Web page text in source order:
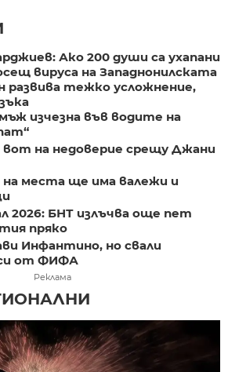
Ако 200 души са ухапани
вируса на Западнонилската
развива тежко усложнение,
изчезна във водите на
на недоверие срещу Джани
на места ще има валежи и
2026: БНТ излъчва още пет
пряко
Инфантино, но свали
от ФИФА
Реклама